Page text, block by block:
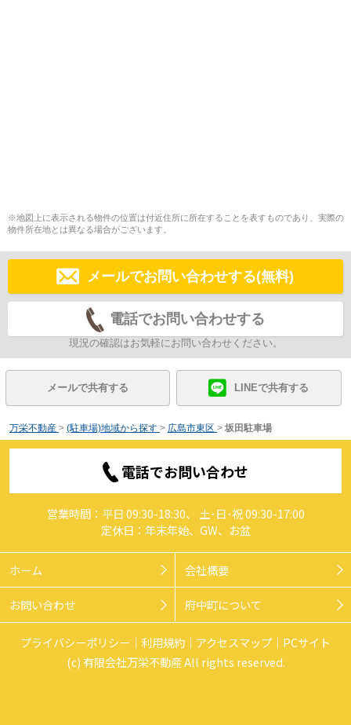
※地図上に表示される物件の位置は付近住所に所在することを表すものであり、実際の
物件所在地とは異なる場合がございます。
メールでお問い合わせする(無料)
電話でお問い合わせする
現況の確認はお気軽にお問い合わせください。
メールで共有する LINEで共有する
万栄不動産 > (駐車場)地域から探す > 広島市東区 > 坂田駐車場
電話でお問い合わせ
営業時間：平日 09:30-18:30、 土･日･祝 09:30-17:00
定休日：年末年始、GW、お盆
ホーム 会社概要
お問い合わせ 府中町について
プライバシーポリシー 利用規約 アクセスマップ
PCサイト
(c) 有限会社万栄不動産 All rights reserved.